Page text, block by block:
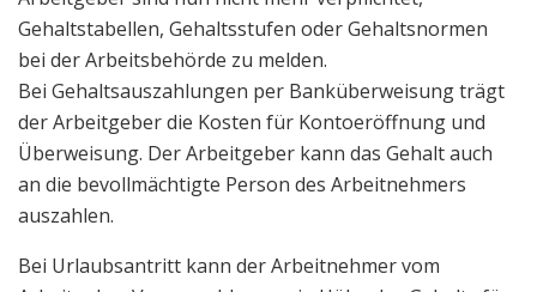
Gehaltstabellen, Gehaltsstufen oder Gehaltsnormen
bei der Arbeitsbehörde zu melden.
Bei Gehaltsauszahlungen per Banküberweisung trägt
der Arbeitgeber die Kosten für Kontoeröffnung und
Überweisung. Der Arbeitgeber kann das Gehalt auch
an die bevollmächtigte Person des Arbeitnehmers
auszahlen.
Bei Urlaubsantritt kann der Arbeitnehmer vom